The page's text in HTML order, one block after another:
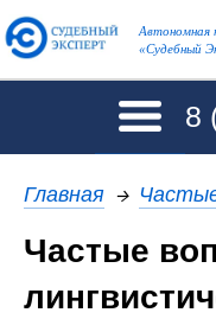
Автономная
«Судебный
8
Главная →
Частые